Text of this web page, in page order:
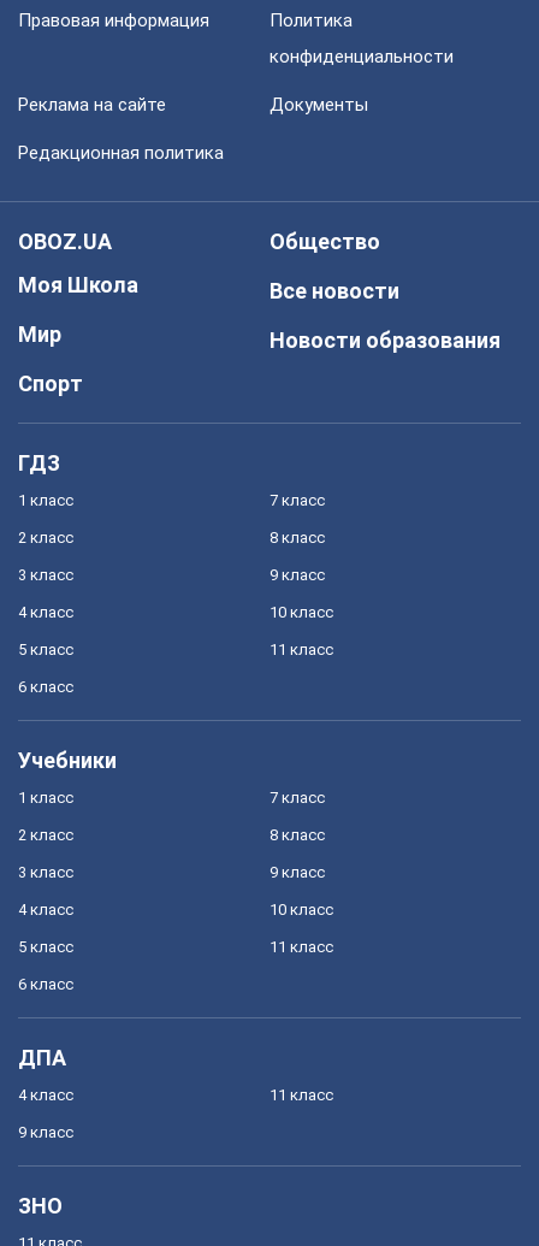
Правовая информация
Политика
конфиденциальности
Реклама на сайте Документы
Редакционная политика
OBOZ.UA
Моя Школа
Мир
Спорт
Общество
Все новости
Новости образования
ГДЗ
1 класс
2 класс
3 класс
4 класс
5 класс
6 класс
7 класс
8 класс
9 класс
10 класс
11 класс
Учебники
1 класс
2 класс
3 класс
4 класс
5 класс
6 класс
7 класс
8 класс
9 класс
10 класс
11 класс
ДПА
4 класс
9 класс
11 класс
ЗНО